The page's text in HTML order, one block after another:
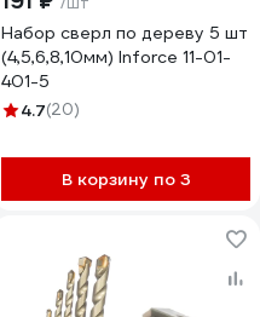
Набор сверл по дереву 5 шт
(4,5,6,8,10мм) Inforce 11-01-
401-5
4.7(20)
В корзину по 3